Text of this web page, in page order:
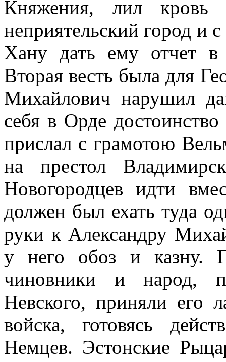
Княжения, лил кровь
неприятельский город и
Хану дать ему отчет в
Вторая весть была для
Михайлович нарушил
себя в Орде
прислал с грамотою
на престол
Новогородцев идти
должен был ехать туда
руки к Александру
у него обоз и казну.
чиновники и народ,
Невского, приняли его
войска, готовясь
Немцев. Эстонские